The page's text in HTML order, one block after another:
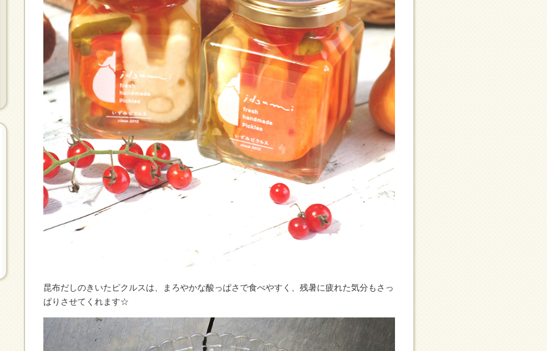
昆布だしのきいたピクルスは、まろやかな酸っぱさで食べやすく、残暑に疲れた気分もさっ
ぱりさせてくれます☆